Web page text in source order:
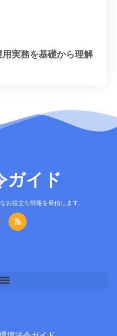
実務を基礎から理解
ガイド
お役立ち情報を発信します。